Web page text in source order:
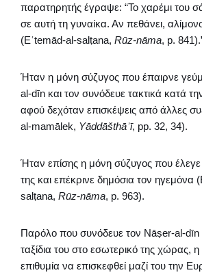
παρατηρητής έγραψε: “Το χαρέμι του
σε αυτή τη γυναίκα. Αν πεθάνει,
(Eʿtemād-al-salṭana, Rūz-nāma, p.
Ήταν η μόνη σύζυγος που έπαιρνε
al-dīn και τον συνόδευε τακτικά κατά
αφού δεχόταν επισκέψεις από άλλες
al-mamālek, Yāddāšthāʾī, pp. 32, 34).
Ήταν επίσης η μόνη σύζυγος που
της και επέκρινε δημόσια τον ηγεμόνα
salṭana, Rūz-nāma, p. 963).
Παρόλο που συνόδευε τον Nāṣer-al-dīn
ταξίδια του στο εσωτερικό της χώρας,
επιθυμία να επισκεφθεί μαζί του την